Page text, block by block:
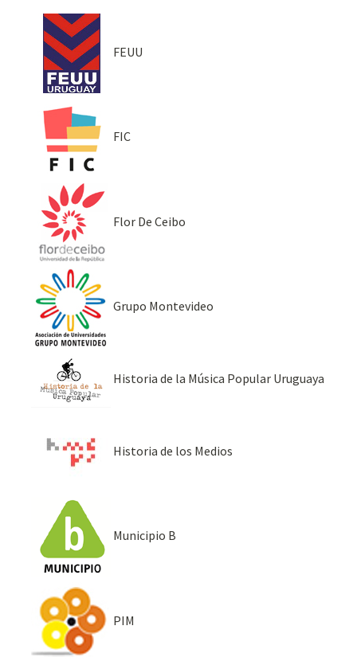
FEUU
FIC
Flor De Ceibo
Grupo Montevideo
Historia de la Música Popular Uruguaya
Historia de los Medios
Municipio B
PIM